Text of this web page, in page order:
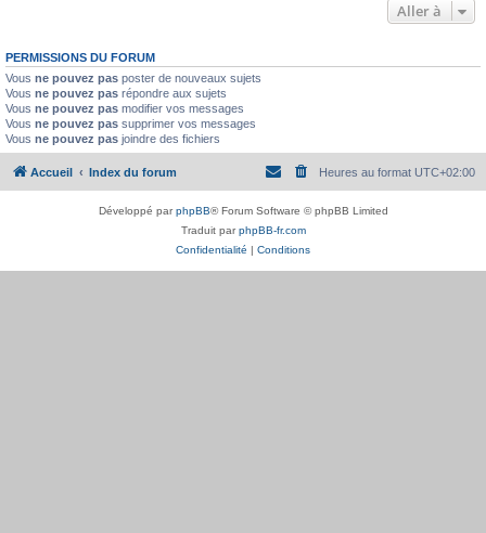
Aller à
PERMISSIONS DU FORUM
Vous ne pouvez pas poster de nouveaux sujets
Vous ne pouvez pas répondre aux sujets
Vous ne pouvez pas modifier vos messages
Vous ne pouvez pas supprimer vos messages
Vous ne pouvez pas joindre des fichiers
Accueil Index du forum Heures au format UTC+02:00
Développé parphpBB® Forum Software © phpBB Limited
Traduit parphpBB-fr.com
Confidentialité | Conditions